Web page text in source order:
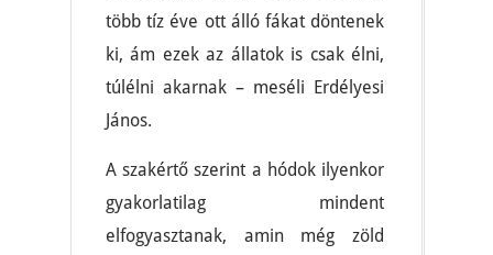
több tíz éve ott álló fákat döntenek
ki, ám ezek az állatok is csak élni,
túlélni akarnak – meséli Erdélyesi
János.
A szakértő szerint a hódok ilyenkor
gyakorlatilag mindent
elfogyasztanak, amin még zöld